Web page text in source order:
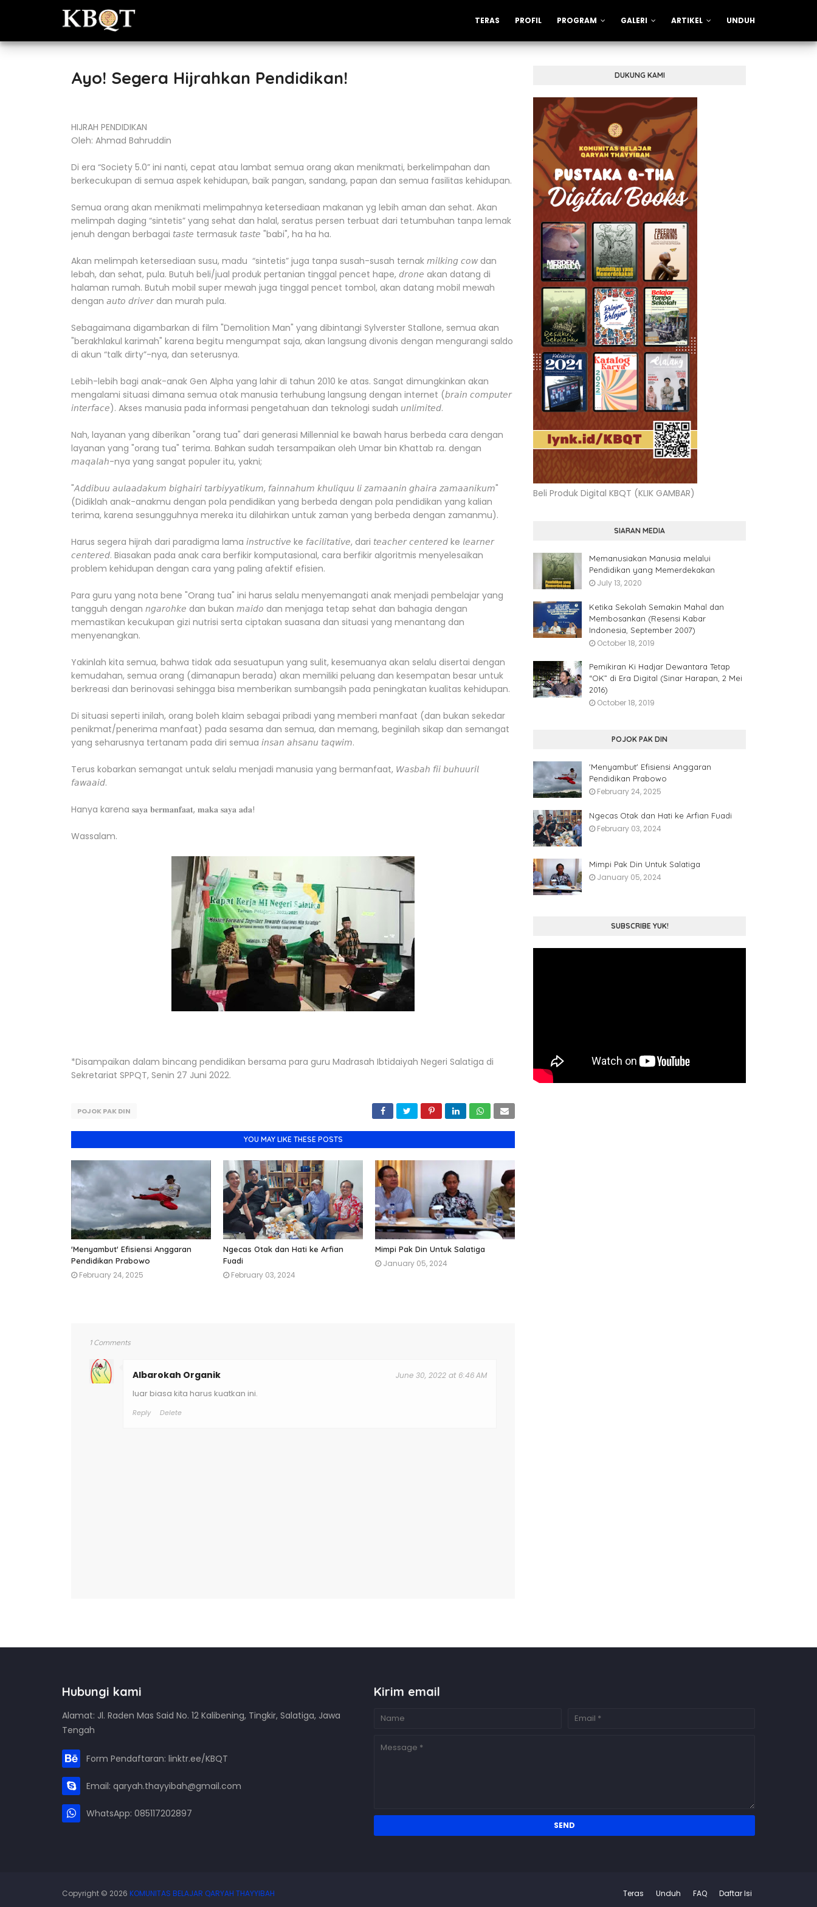
TERAS PROFIL PROGRAM GALERI ARTIKEL UNDUH
Ayo! Segera Hijrahkan Pendidikan!
HIJRAH PENDIDIKAN
Oleh: Ahmad Bahruddin
Di era “Society 5.0” ini nanti, cepat atau lambat semua orang akan menikmati, berkelimpahan dan
berkecukupan di semua aspek kehidupan, baik pangan, sandang, papan dan semua fasilitas kehidupan.
Semua orang akan menikmati melimpahnya ketersediaan makanan yg lebih aman dan sehat. Akan
melimpah daging “sintetis” yang sehat dan halal, seratus persen terbuat dari tetumbuhan tanpa lemak
jenuh dengan berbagai 𝘵𝘢𝘴𝘵𝘦 termasuk 𝘵𝘢𝘴𝘵𝘦 "babi", ha ha ha.
Akan melimpah ketersediaan susu, madu “sintetis” juga tanpa susah-susah ternak 𝘮𝘪𝘭𝘬𝘪𝘯𝘨 𝘤𝘰𝘸 dan
lebah, dan sehat, pula. Butuh beli/jual produk pertanian tinggal pencet hape, 𝘥𝘳𝘰𝘯𝘦 akan datang di
halaman rumah. Butuh mobil super mewah juga tinggal pencet tombol, akan datang mobil mewah
dengan 𝘢𝘶𝘵𝘰 𝘥𝘳𝘪𝘷𝘦𝘳 dan murah pula.
Sebagaimana digambarkan di film "Demolition Man" yang dibintangi Sylverster Stallone, semua akan
"berakhlakul karimah" karena begitu mengumpat saja, akan langsung divonis dengan mengurangi saldo
di akun “talk dirty”-nya, dan seterusnya.
Lebih-lebih bagi anak-anak Gen Alpha yang lahir di tahun 2010 ke atas. Sangat dimungkinkan akan
mengalami situasi dimana semua otak manusia terhubung langsung dengan internet (𝘣𝘳𝘢𝘪𝘯 𝘤𝘰𝘮𝘱𝘶𝘵𝘦𝘳
𝘪𝘯𝘵𝘦𝘳𝘧𝘢𝘤𝘦). Akses manusia pada informasi pengetahuan dan teknologi sudah 𝘶𝘯𝘭𝘪𝘮𝘪𝘵𝘦𝘥.
Nah, layanan yang diberikan "orang tua" dari generasi Millennial ke bawah harus berbeda cara dengan
layanan yang "orang tua" terima. Bahkan sudah tersampaikan oleh Umar bin Khattab ra. dengan
𝘮𝘢𝘲𝘢𝘭𝘢𝘩-nya yang sangat populer itu, yakni;
"𝘈𝘥𝘥𝘪𝘣𝘶𝘶 𝘢𝘶𝘭𝘢𝘢𝘥𝘢𝘬𝘶𝘮 𝘣𝘪𝘨𝘩𝘢𝘪𝘳𝘪 𝘵𝘢𝘳𝘣𝘪𝘺𝘺𝘢𝘵𝘪𝘬𝘶𝘮, 𝘧𝘢𝘪𝘯𝘯𝘢𝘩𝘶𝘮 𝘬𝘩𝘶𝘭𝘪𝘲𝘶𝘶 𝘭𝘪 𝘻𝘢𝘮𝘢𝘢𝘯𝘪𝘯 𝘨𝘩𝘢𝘪𝘳𝘢 𝘻𝘢𝘮𝘢𝘢𝘯𝘪𝘬𝘶𝘮"
(Didiklah anak-anakmu dengan pola pendidikan yang berbeda dengan pola pendidikan yang kalian
terima, karena sesungguhnya mereka itu dilahirkan untuk zaman yang berbeda dengan zamanmu).
Harus segera hijrah dari paradigma lama 𝘪𝘯𝘴𝘵𝘳𝘶𝘤𝘵𝘪𝘷𝘦 ke 𝘧𝘢𝘤𝘪𝘭𝘪𝘵𝘢𝘵𝘪𝘷𝘦, dari 𝘵𝘦𝘢𝘤𝘩𝘦𝘳 𝘤𝘦𝘯𝘵𝘦𝘳𝘦𝘥 ke 𝘭𝘦𝘢𝘳𝘯𝘦𝘳
𝘤𝘦𝘯𝘵𝘦𝘳𝘦𝘥. Biasakan pada anak cara berfikir komputasional, cara berfikir algoritmis menyelesaikan
problem kehidupan dengan cara yang paling afektif efisien.
Para guru yang nota bene "Orang tua" ini harus selalu menyemangati anak menjadi pembelajar yang
tangguh dengan 𝘯𝘨𝘢𝘳𝘰𝘩𝘬𝘦 dan bukan 𝘮𝘢𝘪𝘥𝘰 dan menjaga tetap sehat dan bahagia dengan
memastikan kecukupan gizi nutrisi serta ciptakan suasana dan situasi yang menantang dan
menyenangkan.
Yakinlah kita semua, bahwa tidak ada sesuatupun yang sulit, kesemuanya akan selalu disertai dengan
kemudahan, semua orang (dimanapun berada) akan memiliki peluang dan kesempatan besar untuk
berkreasi dan berinovasi sehingga bisa memberikan sumbangsih pada peningkatan kualitas kehidupan.
Di situasi seperti inilah, orang boleh klaim sebagai pribadi yang memberi manfaat (dan bukan sekedar
penikmat/penerima manfaat) pada sesama dan semua, dan memang, beginilah sikap dan semangat
yang seharusnya tertanam pada diri semua 𝘪𝘯𝘴𝘢𝘯 𝘢𝘩𝘴𝘢𝘯𝘶 𝘵𝘢𝘲𝘸𝘪𝘮.
Terus kobarkan semangat untuk selalu menjadi manusia yang bermanfaat, 𝘞𝘢𝘴𝘣𝘢𝘩 𝘧𝘪𝘪 𝘣𝘶𝘩𝘶𝘶𝘳𝘪𝘭
𝘧𝘢𝘸𝘢𝘢𝘪𝘥.
Hanya karena 𝐬𝐚𝐲𝐚 𝐛𝐞𝐫𝐦𝐚𝐧𝐟𝐚𝐚𝐭, 𝐦𝐚𝐤𝐚 𝐬𝐚𝐲𝐚 𝐚𝐝𝐚!
Wassalam.
*Disampaikan dalam bincang pendidikan bersama para guru Madrasah Ibtidaiyah Negeri Salatiga di
Sekretariat SPPQT, Senin 27 Juni 2022.
POJOK PAK DIN
YOU MAY LIKE THESE POSTS
'Menyambut' Efisiensi Anggaran
Pendidikan Prabowo
February 24, 2025
Ngecas Otak dan Hati ke Arfian
Fuadi
February 03, 2024
Mimpi Pak Din Untuk Salatiga
January 05, 2024
1 Comments
Albarokah Organik June 30, 2022 at 6:46 AM
luar biasa kita harus kuatkan ini.
Reply Delete
DUKUNG KAMI
Beli Produk Digital KBQT (KLIK GAMBAR)
SIARAN MEDIA
Memanusiakan Manusia melalui
Pendidikan yang Memerdekakan
July 13, 2020
Ketika Sekolah Semakin Mahal dan
Membosankan (Resensi Kabar
Indonesia, September 2007)
October 18, 2019
Pemikiran Ki Hadjar Dewantara Tetap
“OK” di Era Digital (Sinar Harapan, 2 Mei
2016)
October 18, 2019
POJOK PAK DIN
'Menyambut' Efisiensi Anggaran
Pendidikan Prabowo
February 24, 2025
Ngecas Otak dan Hati ke Arfian Fuadi
February 03, 2024
Mimpi Pak Din Untuk Salatiga
January 05, 2024
SUBSCRIBE YUK!
Hubungi kami
Alamat: Jl. Raden Mas Said No. 12 Kalibening, Tingkir, Salatiga, Jawa
Tengah
Form Pendaftaran: linktr.ee/KBQT
Email: qaryah.thayyibah@gmail.com
WhatsApp: 085117202897
Kirim email
Copyright © 2026 KOMUNITAS BELAJAR QARYAH THAYYIBAH Teras Unduh FAQ Daftar Isi